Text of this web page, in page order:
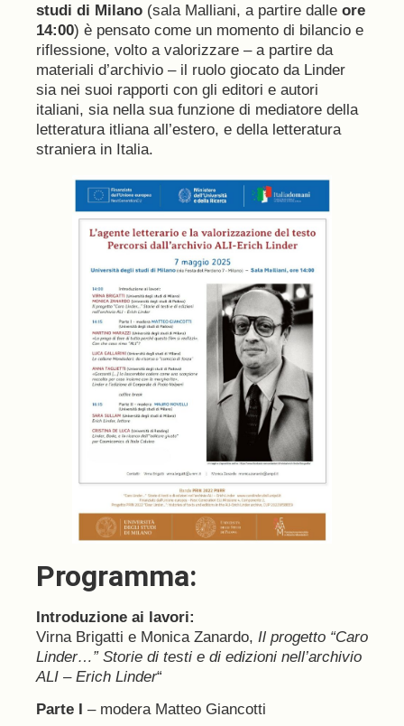
studi di Milano (sala Malliani, a partire dalle ore
14:00) è pensato come un momento di bilancio e
riflessione, volto a valorizzare – a partire da
materiali d’archivio – il ruolo giocato da Linder
sia nei suoi rapporti con gli editori e autori
italiani, sia nella sua funzione di mediatore della
letteratura itliana all’estero, e della letteratura
straniera in Italia.
Programma:
Introduzione ai lavori:
Virna Brigatti e Monica Zanardo, Il progetto “Caro
Linder…” Storie di testi e di edizioni nell’archivio
ALI – Erich Linder“
Parte I
– modera Matteo Giancotti